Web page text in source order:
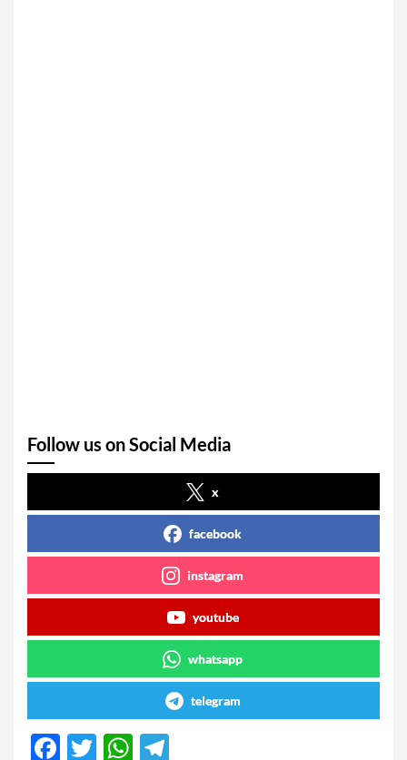
Follow us on Social Media
x
facebook
instagram
youtube
whatsapp
telegram
F T W